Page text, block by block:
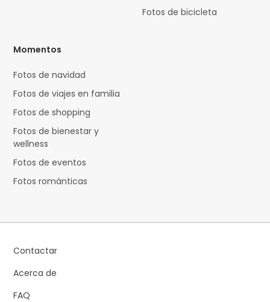
Fotos de bicicleta
Momentos
Fotos de navidad
Fotos de viajes en familia
Fotos de shopping
Fotos de bienestar y
wellness
Fotos de eventos
Fotos románticas
Contactar
Acerca de
FAQ